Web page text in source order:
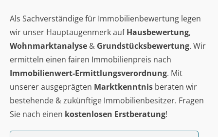
Als Sachverständige für Immobilienbewertung legen
wir unser Hauptaugenmerk aufHausbewertung,
Wohnmarktanalyse & Grundstücksbewertung. Wir
ermitteln einen fairen Immobilienpreis nach
Immobilienwert-Ermittlungsverordnung. Mit
unserer ausgeprägten Marktkenntnis beraten wir
bestehende & zukünftige Immobilienbesitzer. Fragen
Sie nach einen kostenlosen Erstberatung!